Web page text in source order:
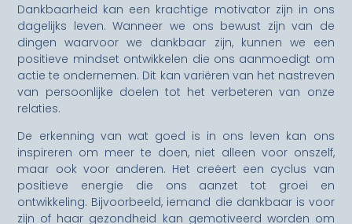
Dankbaarheid kan een krachtige motivator zijn in ons
dagelijks leven. Wanneer we ons bewust zijn van de
dingen waarvoor we dankbaar zijn, kunnen we een
positieve mindset ontwikkelen die ons aanmoedigt om
actie te ondernemen. Dit kan variëren van het nastreven
van persoonlijke doelen tot het verbeteren van onze
relaties.
De erkenning van wat goed is in ons leven kan ons
inspireren om meer te doen, niet alleen voor onszelf,
maar ook voor anderen. Het creëert een cyclus van
positieve energie die ons aanzet tot groei en
ontwikkeling. Bijvoorbeeld, iemand die dankbaar is voor
zijn of haar gezondheid kan gemotiveerd worden om